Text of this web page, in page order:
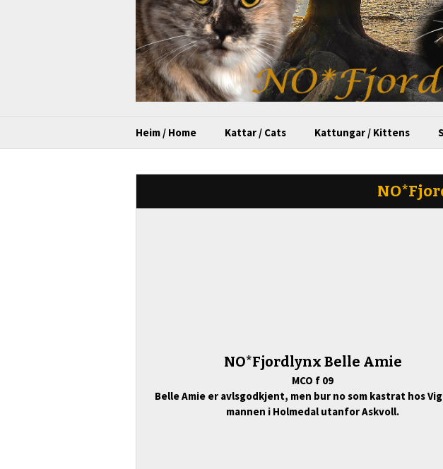
Heim / Home Kattar / Cats Kattungar / Kittens
NO*Fjordlynx Belle Amie
MCO f 09
Belle Amie er avlsgodkjent, men bur no som kastrat hos
mannen i Holmedal utanfor Askvoll.